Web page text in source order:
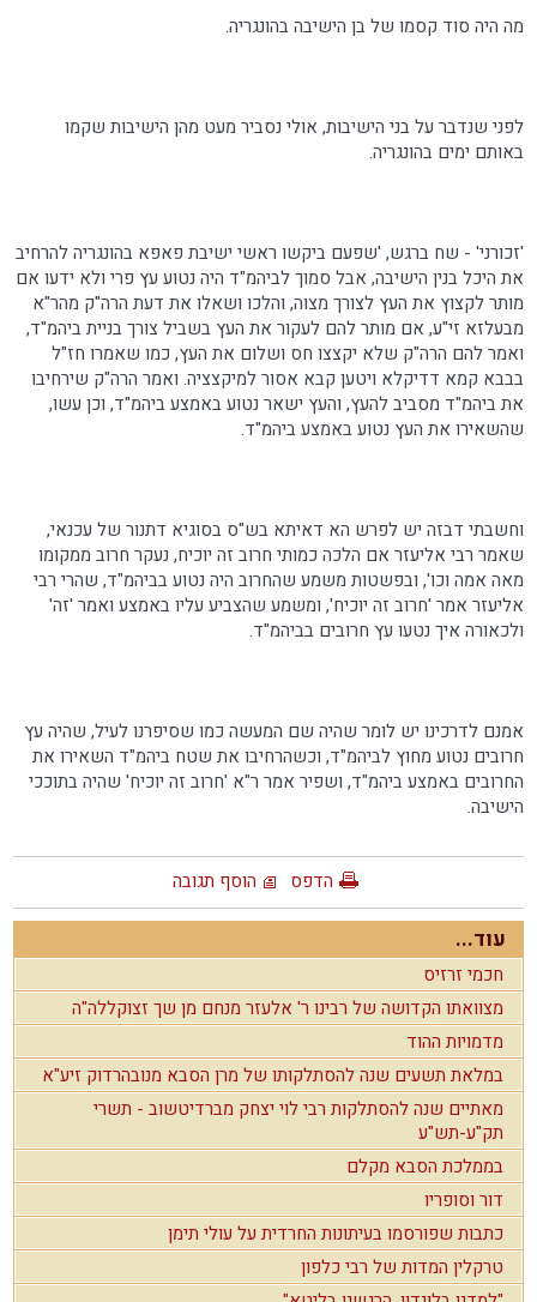
מה היה סוד קסמו של בן הישיבה בהונגריה.
לפני שנדבר על בני הישיבות, אולי נסביר מעט מהן הישיבות שקמו
באותם ימים בהונגריה.
'זכורני' - שח ברגש, 'שפעם ביקשו ראשי ישיבת פאפא בהונגריה להרחיב
את היכל בנין הישיבה, אבל סמוך לביהמ"ד היה נטוע עץ פרי ולא ידעו אם
מותר לקצוץ את העץ לצורך מצוה, והלכו ושאלו את דעת הרה"ק מהר"א
מבעלזא זי"ע, אם מותר להם לעקור את העץ בשביל צורך בניית ביהמ"ד,
ואמר להם הרה"ק שלא יקצצו חס ושלום את העץ, כמו שאמרו חז"ל
בבבא קמא דדיקלא ויטען קבא אסור למיקצציה. ואמר הרה"ק שירחיבו
את ביהמ"ד מסביב להעץ, והעץ ישאר נטוע באמצע ביהמ"ד, וכן עשו,
שהשאירו את העץ נטוע באמצע ביהמ"ד.
וחשבתי דבזה יש לפרש הא דאיתא בש"ס בסוגיא דתנור של עכנאי,
שאמר רבי אליעזר אם הלכה כמותי חרוב זה יוכיח, נעקר חרוב ממקומו
מאה אמה וכו', ובפשטות משמע שהחרוב היה נטוע בביהמ"ד, שהרי רבי
אליעזר אמר 'חרוב זה יוכיח', ומשמע שהצביע עליו באמצע ואמר 'זה'
ולכאורה איך נטעו עץ חרובים בביהמ"ד.
אמנם לדרכינו יש לומר שהיה שם המעשה כמו שסיפרנו לעיל, שהיה עץ
חרובים נטוע מחוץ לביהמ"ד, וכשהרחיבו את שטח ביהמ"ד השאירו את
החרובים באמצע ביהמ"ד, ושפיר אמר ר"א 'חרוב זה יוכיח' שהיה בתוככי
הישיבה.
הדפס הוסף תגובה
עוד...
חכמי זרזיס
מצוואתו הקדושה של רבינו ר' אלעזר מנחם מן שך זצוקללה"ה
מדמויות ההוד
במלאת תשעים שנה להסתלקותו של מרן הסבא מנובהרדוק זיע"א
מאתיים שנה להסתלקות רבי לוי יצחק מברדיטשוב - תשרי
תק"ע-תש"ע
בממלכת הסבא מקלם
דור וסופריו
כתבות שפורסמו בעיתונות החרדית על עולי תימן
טרקלין המדות של רבי כלפון